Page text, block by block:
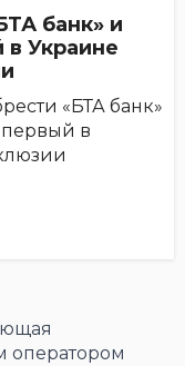
банк» и
в Украине
«БТА банк»
в
оператором